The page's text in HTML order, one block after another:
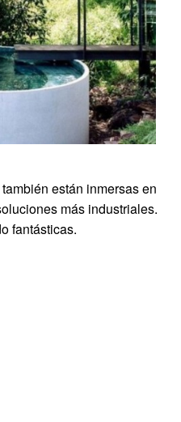
están inmersas en
más industriales.
fantásticas.